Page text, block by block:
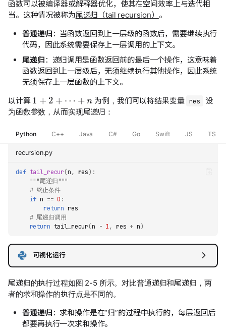
函数可以被编译器或解释器优化，使其在空间效率上与迭代相
当。这种情况被称为尾递归（tail recursion） 。
普通递归 ：当函数返回到上一层级的函数后，需要继续执行
代码，因此系统需要保存上一层调用的上下文。
尾递归 ：递归调用是函数返回前的最后一个操作，这意味着
函数返回到上一层级后，无须继续执行其他操作，因此系统
无须保存上一层函数的上下文。
以计算
为例，我们可以将结果变量 res
设
为函数参数，从而实现尾递归：
Python C++ Java C# Go Swift JS TS
recursion.py
def tail_recur(n, res):
"""尾递归"""
# 终止条件
if n == 0 :
return res
# 尾递归调用
return tail_recur(n - 1, res + n)
可视化运行
尾递归的执行过程如图 2-5 所示。对比普通递归和尾递归，两
者的求和操作的执行点是不同的。
普通递归 ：求和操作是在“归”的过程中执行的，每层返回后
都要再执行一次求和操作。